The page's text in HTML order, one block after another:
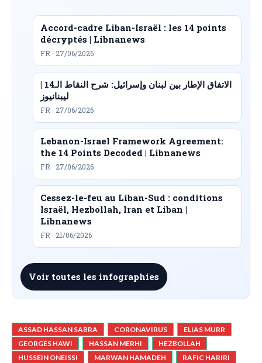
Accord-cadre Liban-Israël : les 14 points
décryptés | Libnanews
FR · 27/06/2026
الاتفاق الإطار بين لبنان وإسرائيل: شرح النقاط الـ14 |
ليبنانيوز
FR · 27/06/2026
Lebanon-Israel Framework Agreement:
the 14 Points Decoded | Libnanews
FR · 27/06/2026
Cessez-le-feu au Liban-Sud : conditions
Israël, Hezbollah, Iran et Liban |
Libnanews
FR · 21/06/2026
Voir toutes les infographies
ASSAD HASSAN SABRA CORONAVIRUS
ELIAS MURR
GEORGES HAWI
HASSAN MERHI
HEZBOLLAH
HUSSEIN ONEISSI
MARWAN HAMADEH RAFIC HARIRI